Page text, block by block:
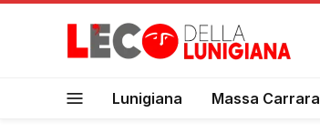
Lunigiana Massa Carrara